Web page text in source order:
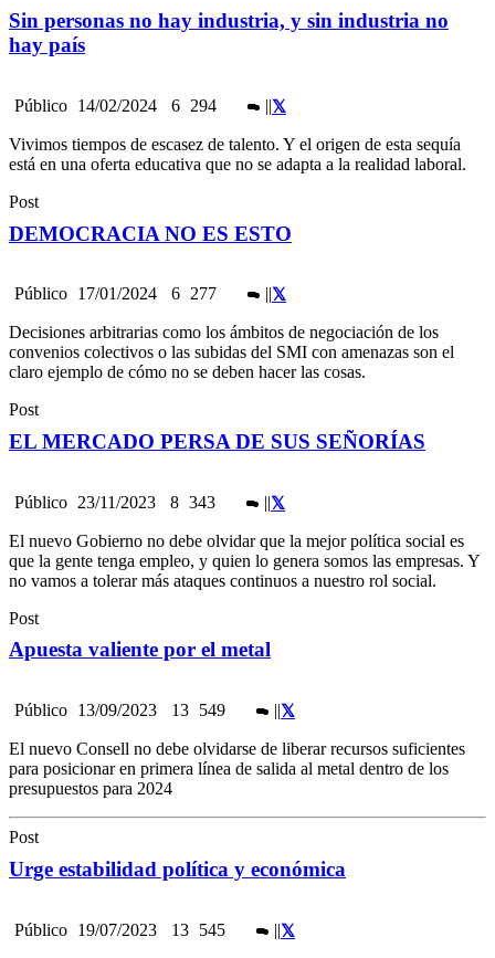
Sin personas no hay industria, y sin industria no
hay país
Público 14/02/2024 6 294 ||
Vivimos tiempos de escasez de talento. Y el origen de esta sequía
está en una oferta educativa que no se adapta a la realidad laboral.
Post
DEMOCRACIA NO ES ESTO
Público 17/01/2024 6 277 ||
Decisiones arbitrarias como los ámbitos de negociación de los
convenios colectivos o las subidas del SMI con amenazas son el
claro ejemplo de cómo no se deben hacer las cosas.
Post
EL MERCADO PERSA DE SUS SEÑORÍAS
Público 23/11/2023 8 343 ||
El nuevo Gobierno no debe olvidar que la mejor política social es
que la gente tenga empleo, y quien lo genera somos las empresas. Y
no vamos a tolerar más ataques continuos a nuestro rol social.
Post
Apuesta valiente por el metal
Público 13/09/2023 13 549 ||
El nuevo Consell no debe olvidarse de liberar recursos suficientes
para posicionar en primera línea de salida al metal dentro de los
presupuestos para 2024
Post
Urge estabilidad política y económica
Público 19/07/2023 13 545 ||